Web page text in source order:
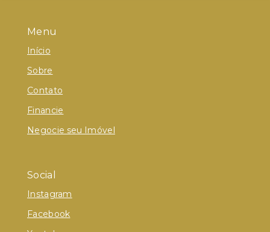
Menu
Início
Sobre
Contato
Financie
Negocie seu Imóvel
Social
Instagram
Facebook